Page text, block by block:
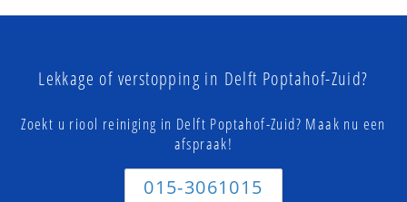
Lekkage of verstopping in Delft Poptahof-Zuid?
Zoekt u riool reiniging in Delft Poptahof-Zuid? Maak nu een
afspraak!
015-3061015